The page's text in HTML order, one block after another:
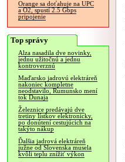
Orange sa doťahuje na UPC
a O2, spustí 2.5 Gbps
pripojenie
Top správy
Alza nasadila dve novinky,
jednu užitočnú a jednu
kontroverznú
Maďarsko jadrovú elektráreň
nakoniec kompletne
neodstavilo, Rumunsko mení
tok Dunaja
Železnice predávajú dve
tretiny lístkov elektronicky,
po donútení cestujúcich na
takýto nákup
Ďalšia jadrová elektráreň
južne od Slovenska musela
kvôli teplu znížiť výkon